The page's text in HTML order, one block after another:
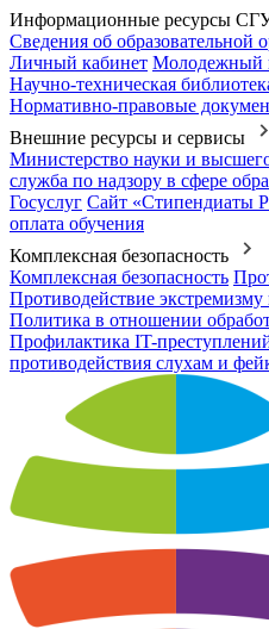
Информационные ресурсы
Сведения об образовательной
Личный кабинет Молодежный
Научно-техническая
Нормативно-правовые
Внешние ресурсы и сервисы
Министерство науки и
служба по надзору в сфере
Госуслуг Сайт «Стипендиаты
оплата обучения
Комплексная безопасность
Комплексная безопасность
Противодействие экстремизму
Политика в отношении
Профилактика IT-
противодействия слухам и